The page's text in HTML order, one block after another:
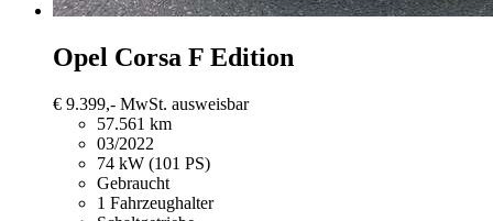
Opel Corsa F Edition
€ 9.399,- MwSt. ausweisbar
57.561 km
03/2022
74 kW (101 PS)
Gebraucht
1 Fahrzeughalter